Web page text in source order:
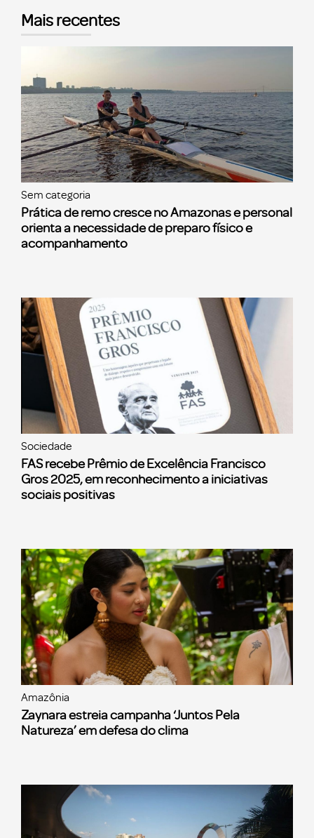
Mais recentes
Sem categoria
Prática de remo cresce no Amazonas e personal
orienta a necessidade de preparo físico e
acompanhamento
Sociedade
FAS recebe Prêmio de Excelência Francisco
Gros 2025, em reconhecimento a iniciativas
sociais positivas
Amazônia
Zaynara estreia campanha ‘Juntos Pela
Natureza’ em defesa do clima